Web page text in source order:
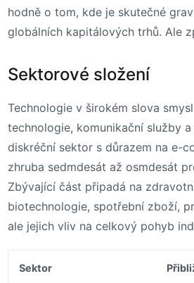
hodně o tom, kde je skutečné
globálních kapitálových trhů. Ale
Sektorové složení
Technologie v širokém slova
technologie, komunikační služby
diskréční sektor s důrazem na e-
zhruba sedmdesát až osmdesát
Zbývající část připadá na
biotechnologie, spotřební zboží,
ale jejich vliv na celkový pohyb
Sektor